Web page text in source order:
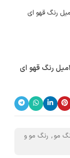
رنگ مو فاقد آمونیاک بلو شماره 0-4 حجم 100میل رنگ قهو ای
مو, رنگ مو و